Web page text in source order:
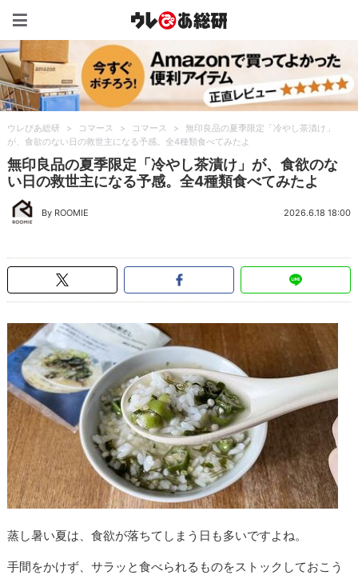
ウレぴあ総研 > コマース > コマース >
無印良品の夏季限定「冷やし茶漬け」
が、食欲のない日の救世主になる予感。全4種類食べてみたよ
無印良品の夏季限定「冷やし茶漬け」が、食欲のな
い日の救世主になる予感。全4種類食べてみたよ
By ROOMIE 2026.6.18 18:00
蒸し暑い夏は、食欲が落ちてしまう日も多いですよね。
手間をかけず、サラッと食べられるものをストックしておこう